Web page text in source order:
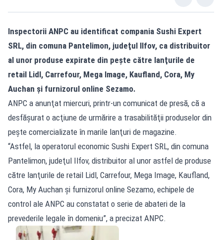
Inspectorii ANPC au identificat compania Sushi Expert
SRL, din comuna Pantelimon, judeţul Ilfov, ca distribuitor
al unor produse expirate din pește către lanţurile de
retail Lidl, Carrefour, Mega Image, Kaufland, Cora, My
Auchan şi furnizorul online Sezamo.
ANPC a anunţat miercuri, printr-un comunicat de presă, că a
desfăşurat o acţiune de urmărire a trasabilităţii produselor din
peşte comercializate în marile lanţuri de magazine.
“Astfel, la operatorul economic Sushi Expert SRL, din comuna
Pantelimon, judeţul Ilfov, distribuitor al unor astfel de produse
către lanţurile de retail Lidl, Carrefour, Mega Image, Kaufland,
Cora, My Auchan şi furnizorul online Sezamo, echipele de
control ale ANPC au constatat o serie de abateri de la
prevederile legale în domeniu”, a precizat ANPC.